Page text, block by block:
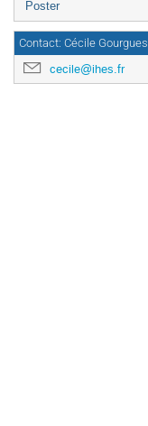
Poster
Contact: Cécile Gourgues
cecile@ihes.fr